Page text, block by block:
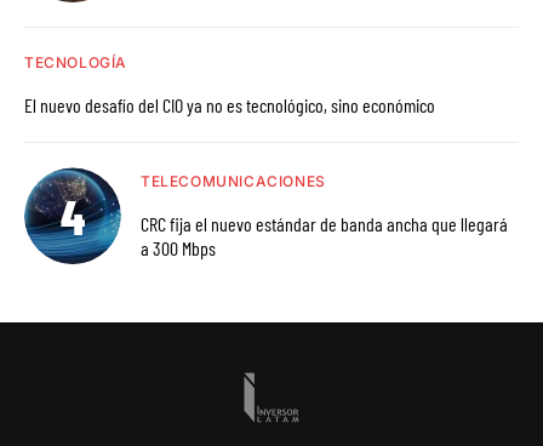
TECNOLOGÍA
El nuevo desafío del CIO ya no es tecnológico, sino económico
TELECOMUNICACIONES
CRC fija el nuevo estándar de banda ancha que llegará
a 300 Mbps